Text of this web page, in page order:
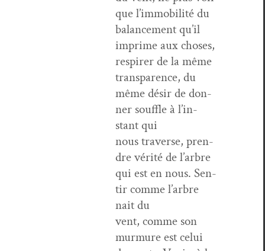
que l’im­mo­bil­ité du
bal­ance­ment qu’il
imprime aux choses,
respir­er de la même
trans­parence, du
même désir de don­
ner souf­fle à l’in­
stant qui
nous tra­verse, pren­
dre vérité de l’ar­bre
qui est en nous. Sen­
tir comme l’ar­bre
nait du
vent, comme son
mur­mure est celui